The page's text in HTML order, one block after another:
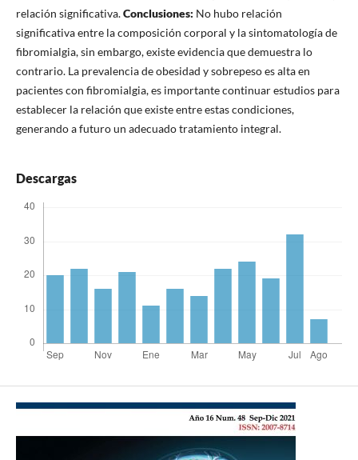
relación significativa.Conclusiones: No hubo relación
significativa entre la composición corporal y la sintomatología de
fibromialgia, sin embargo, existe evidencia que demuestra lo
contrario. La prevalencia de obesidad y sobrepeso es alta en
pacientes con fibromialgia, es importante continuar estudios para
establecer la relación que existe entre estas condiciones,
generando a futuro un adecuado tratamiento integral.
Descargas